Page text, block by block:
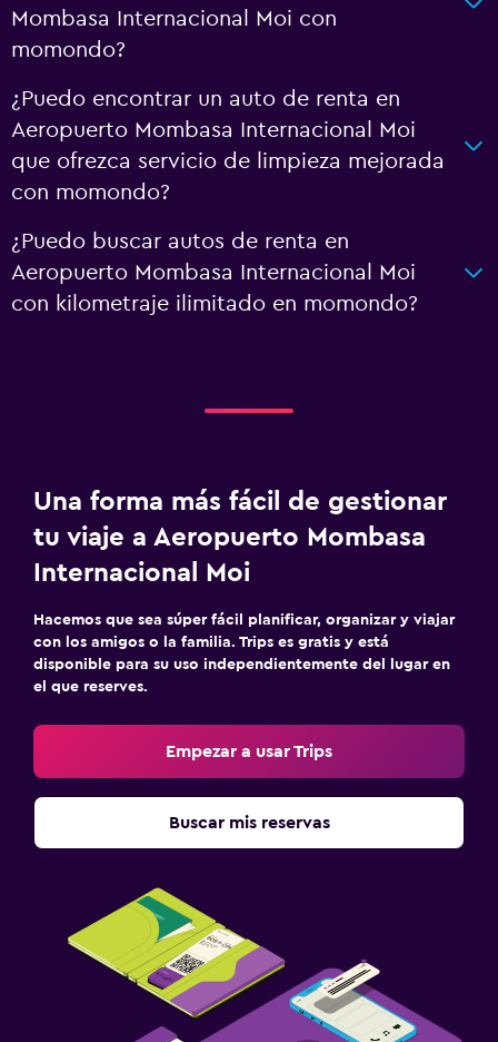
Mombasa Internacional Moi con
momondo?
¿Puedo encontrar un auto de renta en
Aeropuerto Mombasa Internacional Moi
que ofrezca servicio de limpieza mejorada
con momondo?
¿Puedo buscar autos de renta en
Aeropuerto Mombasa Internacional Moi
con kilometraje ilimitado en momondo?
Una forma más fácil de gestionar
tu viaje a Aeropuerto Mombasa
Internacional Moi
Hacemos que sea súper fácil planificar, organizar y viajar
con los amigos o la familia. Trips es gratis y está
disponible para su uso independientemente del lugar en
el que reserves.
Empezar a usar Trips
Buscar mis reservas